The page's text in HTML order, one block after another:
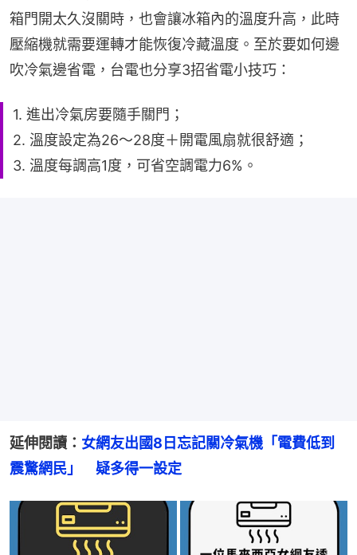
箱門開太久沒關時，也會讓冰箱內的溫度升高，此時
壓縮機就需要運轉才能恢復冷藏溫度。至於要如何邊
吹冷氣邊省電，台電也分享3招省電小技巧：
1. 進出冷氣房要隨手關門；
2. 溫度設定為26～28度＋開電風扇就很舒適；
3. 溫度每調高1度，可省空調電力6%。
延伸閱讀： 女網友出國8日忘記關冷氣機「電費低到
震驚網民」　疑多得一設定